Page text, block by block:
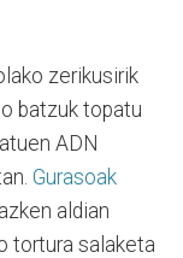
zerikusirik
batzuk topatu
ADN
Gurasoak
aldian
tortura salaketa